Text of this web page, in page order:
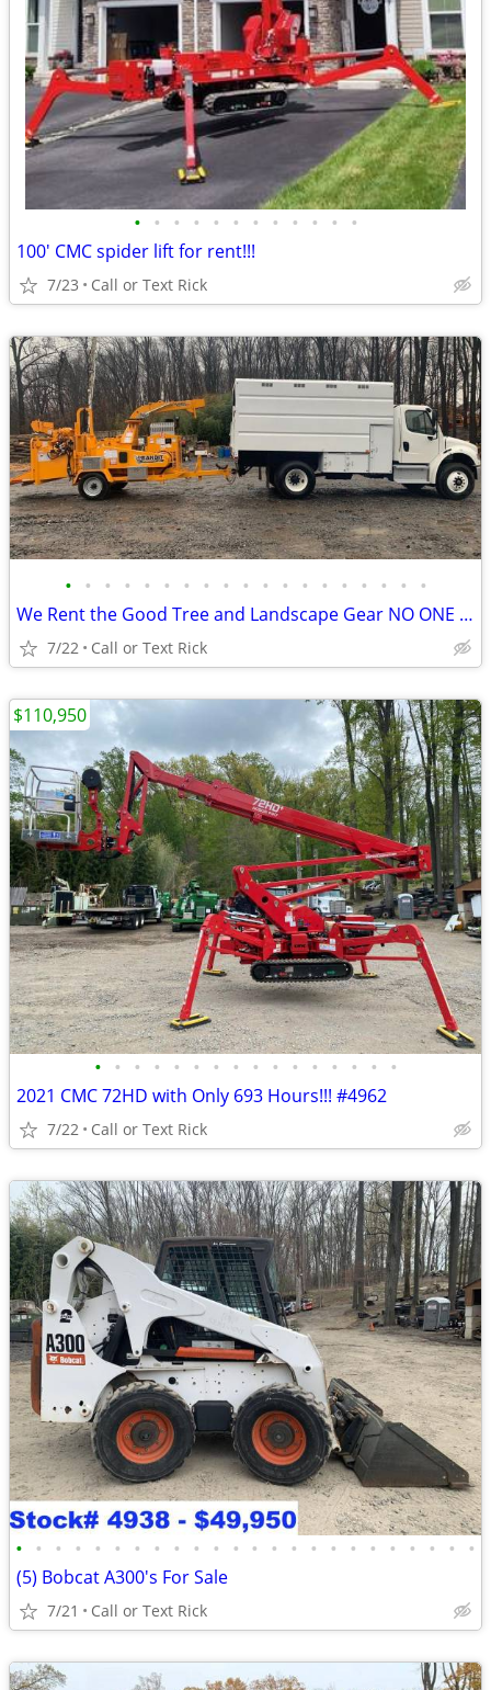
• • • • • • • • • • • •
100' CMC spider lift for rent!!!
7/23 Call or Text Rick
• • • • • • • • • • • • • • • • • • •
We Rent the Good Tree and Landscape Gear NO ONE Else Does
7/22 Call or Text Rick
• • • • • • • • • • • • • • • •
2021 CMC 72HD with Only 693 Hours!!! #4962
7/22 Call or Text Rick
$110,950
• • • • • • • • • • • • • • • • • • • • • • • •
(5) Bobcat A300's For Sale
7/21 Call or Text Rick